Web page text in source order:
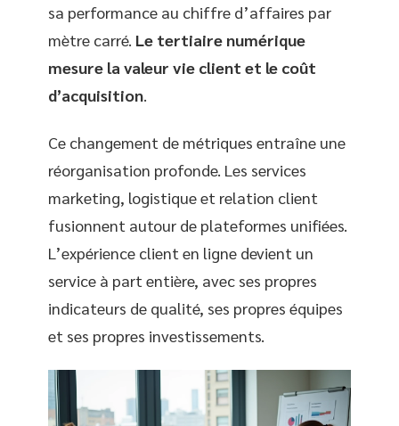
sa performance au chiffre d’affaires par
mètre carré. Le tertiaire numérique
mesure la valeur vie client et le coût
d’acquisition.
Ce changement de métriques entraîne une
réorganisation profonde. Les services
marketing, logistique et relation client
fusionnent autour de plateformes unifiées.
L’expérience client en ligne devient un
service à part entière, avec ses propres
indicateurs de qualité, ses propres équipes
et ses propres investissements.